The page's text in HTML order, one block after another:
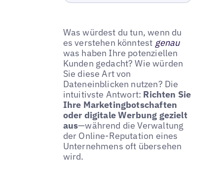
Was würdest du tun, wenn du
es verstehen könntest genau
was haben Ihre potenziellen
Kunden gedacht? Wie würden
Sie diese Art von
Dateneinblicken nutzen? Die
intuitivste Antwort: Richten Sie
Ihre Marketingbotschaften
oder digitale Werbung gezielt
aus—während die Verwaltung
der Online-Reputation eines
Unternehmens oft übersehen
wird.